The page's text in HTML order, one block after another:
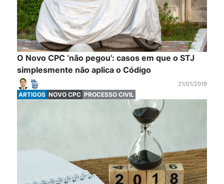
O Novo CPC ‘não pegou’: casos em que o STJ
simplesmente não aplica o Código
21/01/2019
ARTIGOS NOVO CPC PROCESSO CIVIL